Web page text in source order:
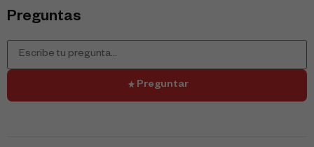
Preguntas
Preguntar